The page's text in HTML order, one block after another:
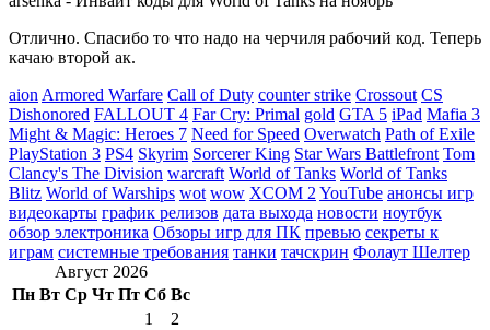
Отлично. Спасибо то что надо на черчиля рабочий код. Теперь
качаю второй ак.
aion Armored Warfare Call of Duty counter strike Crossout CS
Dishonored FALLOUT 4 Far Cry: Primal gold GTA 5 iPad Mafia 3
Might & Magic: Heroes 7 Need for Speed Overwatch Path of Exile
PlayStation 3 PS4 Skyrim Sorcerer King Star Wars Battlefront Tom
Clancy's The Division warcraft World of Tanks World of Tanks
Blitz World of Warships wot wow XCOM 2 YouTube анонсы игр
видеокарты график релизов дата выхода новости ноутбук
обзор электроника Обзоры игр для ПК превью секреты к
играм системные требования танки тачскрин Фолаут Шелтер
Август 2026
Пн Вт Ср Чт Пт Сб Вс
1
2